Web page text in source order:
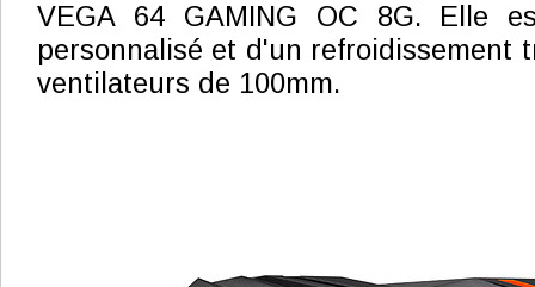
VEGA 64 GAMING OC 8G. Elle
personnalisé et d'un refroidissement
ventilateurs de 100mm.